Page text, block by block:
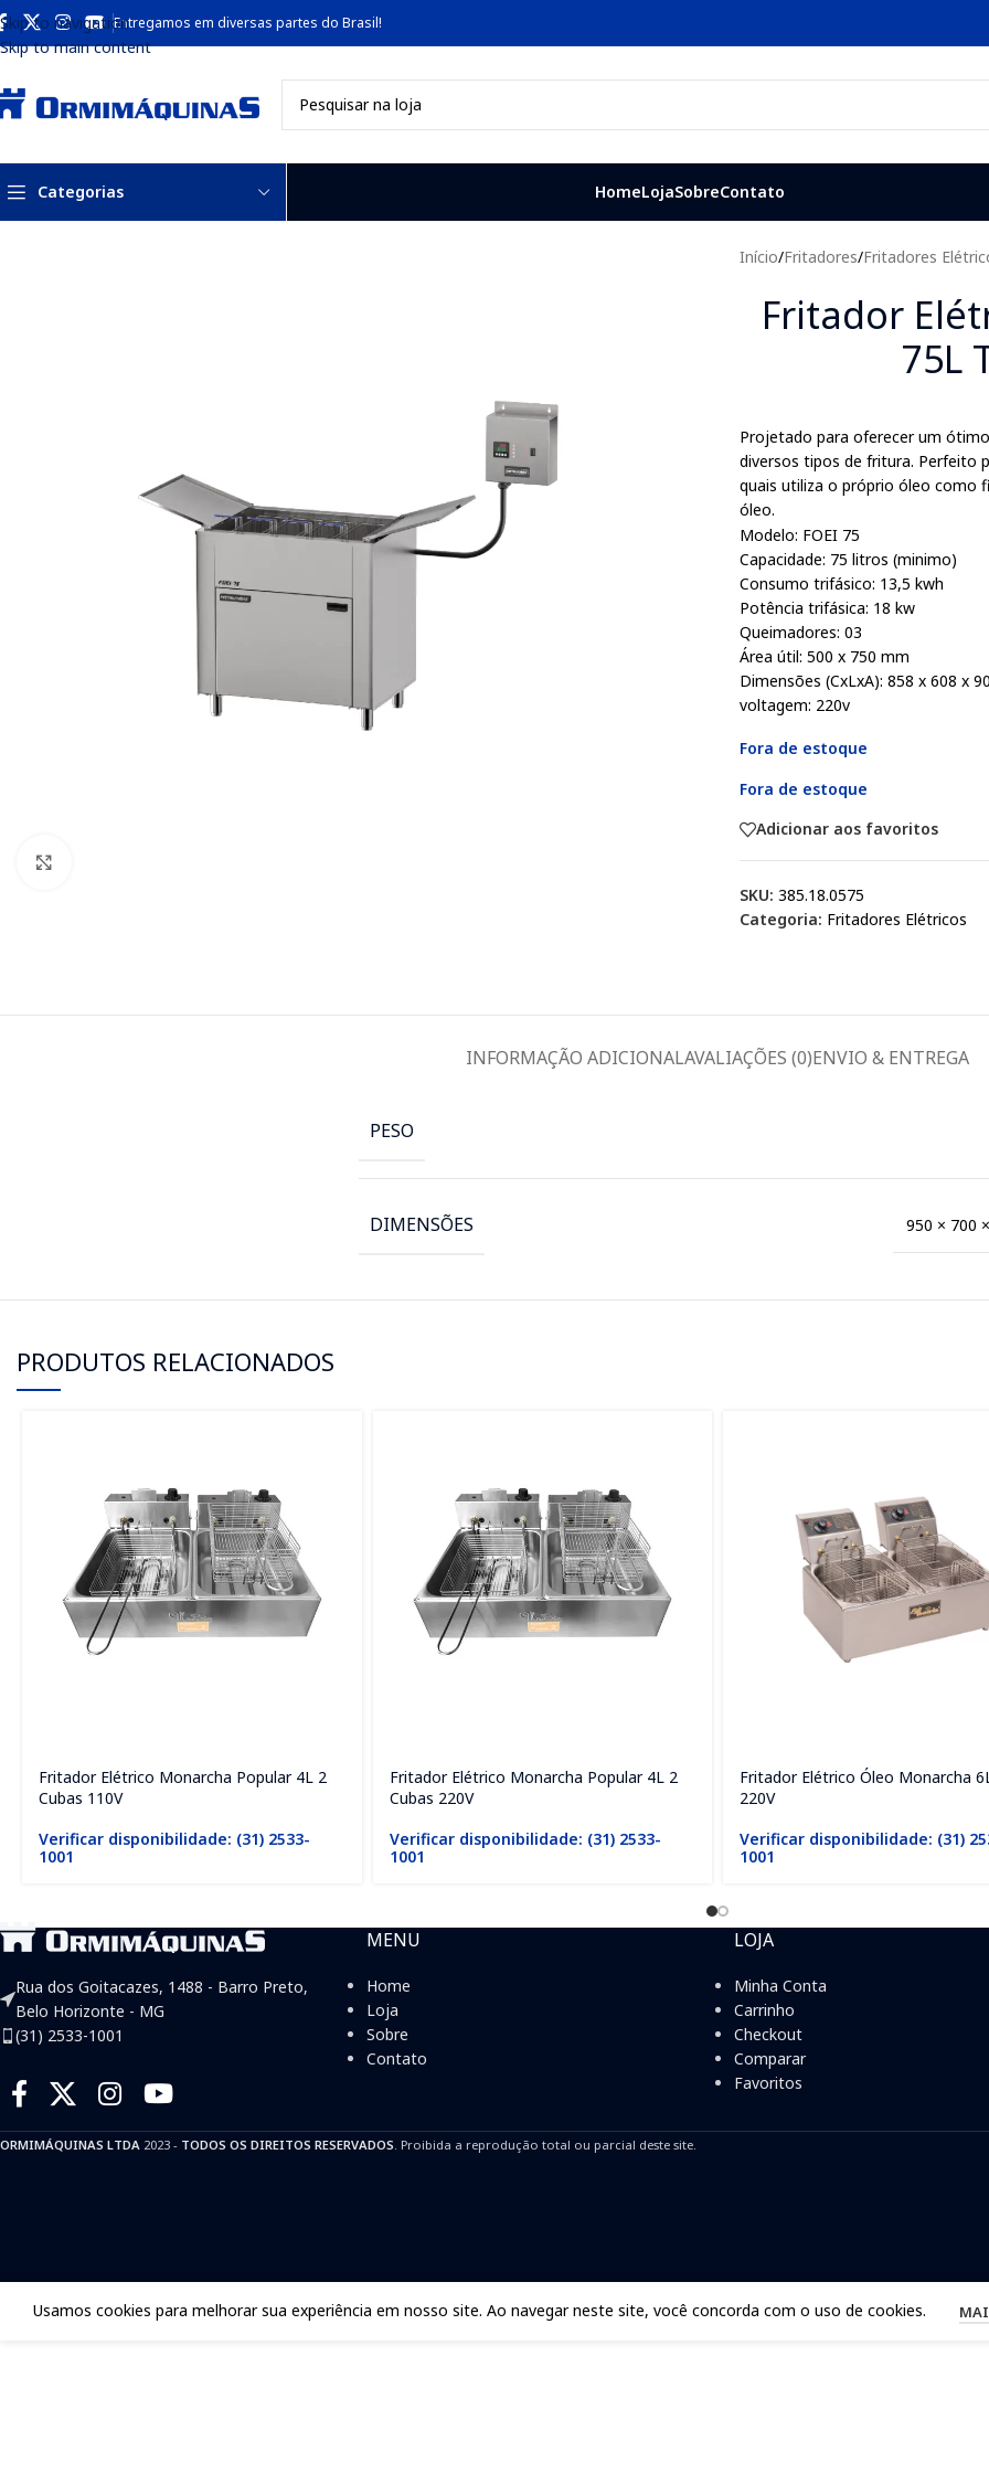
Skip to navigation
Skip to main content
Entregamos em diversas partes do Brasil!
Categorias HomeLojaSobreContato
Início/Fritadores/Fritadores
Fritador
75L
Projetado para oferecer um
diversos tipos de fritura. Perfeito
quais utiliza o próprio óleo como
óleo.
Modelo: FOEI 75
Capacidade: 75 litros (minimo)
Consumo trifásico: 13,5 kwh
Potência trifásica: 18 kw
Queimadores: 03
Área útil: 500 x 750 mm
Dimensões (CxLxA): 858 x 608 x
voltagem: 220v
Fora de estoque
Fora de estoque
Adicionar aos favoritos
SKU: 385.18.0575
Categoria: Fritadores Elétricos
INFORMAÇÃO ADICIONALAVALIAÇÕES (0)ENVIO & ENTREGA
PESO
DIMENSÕES 950 × 700
PRODUTOS RELACIONADOS
Fritador Elétrico Monarcha Popular 4L 2
Cubas 110V
Verificar disponibilidade: (31) 2533-
1001
Fritador Elétrico Monarcha Popular 4L 2
Cubas 220V
Verificar disponibilidade: (31) 2533-
1001
Fritador Elétrico Óleo Monarcha
220V
Verificar disponibilidade: (31)
1001
Rua dos Goitacazes, 1488 - Barro Preto,
Belo Horizonte - MG
(31) 2533-1001
MENU
Home
Loja
Sobre
Contato
LOJA
Minha Conta
Carrinho
Checkout
Comparar
Favoritos
ORMIMÁQUINAS LTDA 2023 - TODOS OS DIREITOS RESERVADOS. Proibida a reprodução total ou parcial deste site.
Usamos cookies para melhorar sua experiência em nosso site. Ao navegar neste site, você concorda com o uso de cookies.